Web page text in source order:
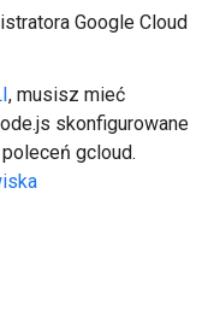
Google Cloud
, musisz mieć
skonfigurowane
gcloud.